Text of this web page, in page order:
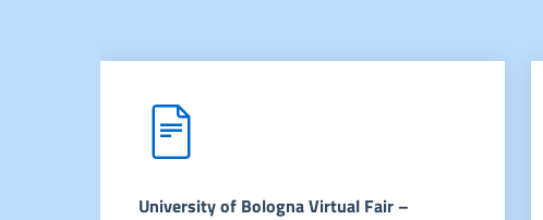
University of Bologna Virtual Fair –